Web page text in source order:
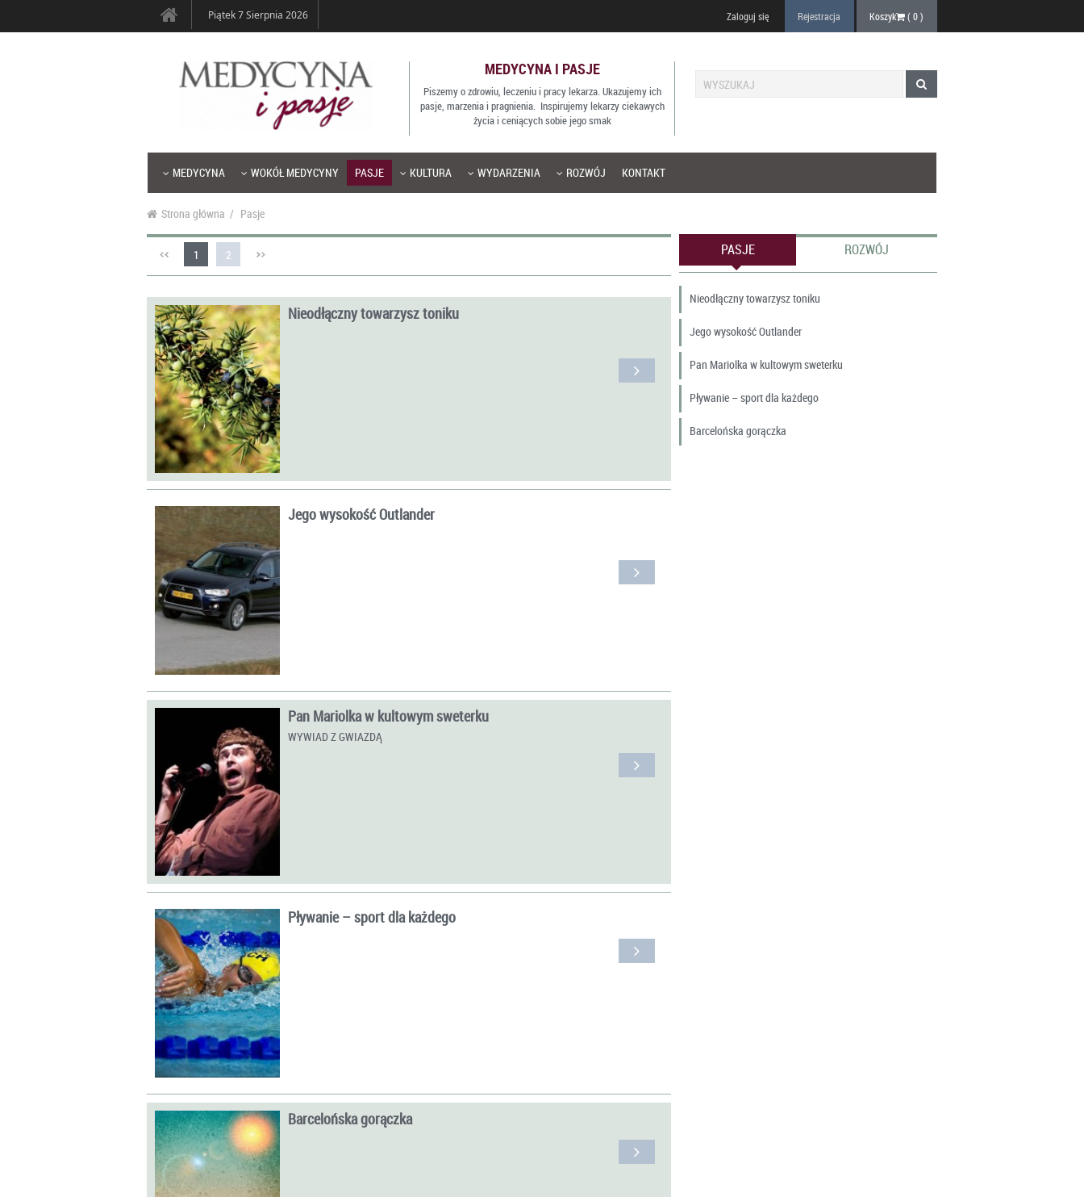
Piątek 7 Sierpnia 2026 Zaloguj się Rejestracja Koszyk (0)
MEDYCYNA I PASJE
Piszemy o zdrowiu, leczeniu i pracy lekarza. Ukazujemy ich
pasje, marzenia i pragnienia. Inspirujemy lekarzy ciekawych
życia i ceniących sobie jego smak
MEDYCYNA WOKÓŁ MEDYCYNY PASJE KULTURA WYDARZENIA ROZWÓJ KONTAKT
Strona główna / Pasje
1 2
Nieodłączny towarzysz toniku
Jego wysokość Outlander
Pan Mariolka w kultowym sweterku
WYWIAD Z GWIAZDĄ
Pływanie – sport dla każdego
Barcelońska gorączka
PASJE ROZWÓJ
Nieodłączny towarzysz toniku
Jego wysokość Outlander
Pan Mariolka w kultowym sweterku
Pływanie – sport dla każdego
Barcelońska gorączka